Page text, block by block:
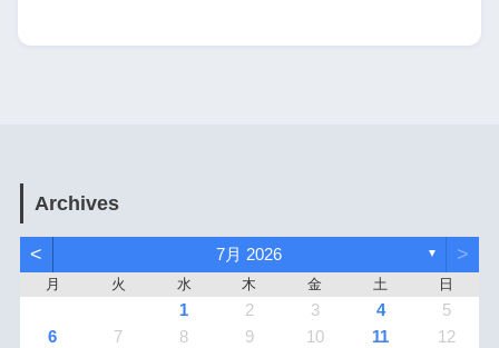
Archives
< 7月 2026 ▼ >
月 火 水 木 金 土 日
1 2 3 4
5
6
7 8 9 10 11
12